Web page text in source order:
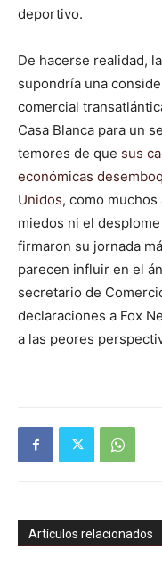
deportivo.
De hacerse realidad,
supondría una
comercial
Casa Blanca para un
temores de que sus
económicas
Unidos, como
miedos ni el
firmaron su jornada
parecen influir en el
secretario de
declaraciones a Fox
a las peores
Artículos relacionados